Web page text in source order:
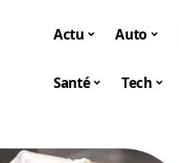
Actu Auto
Santé Tech